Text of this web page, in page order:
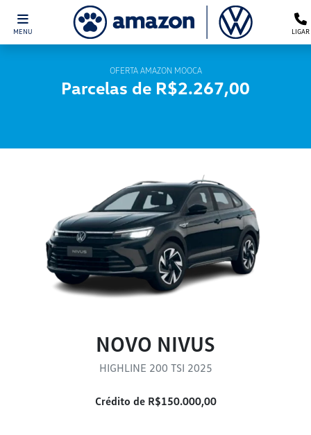
MENU LIGAR
OFERTA AMAZON MOOCA
Parcelas de R$2.267,00
NOVO NIVUS
HIGHLINE 200 TSI 2025
Crédito de R$150.000,00